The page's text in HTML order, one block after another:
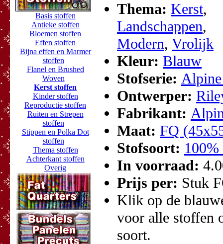
Basis stoffen
Antieke stoffen
Bloemen stoffen
Effen stoffen
Bijna effen en Marmer
stoffen
Flanel en Brushed
Woven
Kerst stoffen
Kinder stoffen
Reproductie stoffen
Ruiten en Strepen
stoffen
Stippen en Polka Dot
stoffen
Thema stoffen
Achterkant stoffen
Overig
Thema: Kerst,
Landschappen,
Modern, Vrolijk
Kleur: Blauw
Stofserie:
Ontwerper:
Fabrikant:
Maat: FQ
Stofsoort: 100%
In voorraad:
Prijs per: Stuk
Klik op de
voor alle stoffen
soort.